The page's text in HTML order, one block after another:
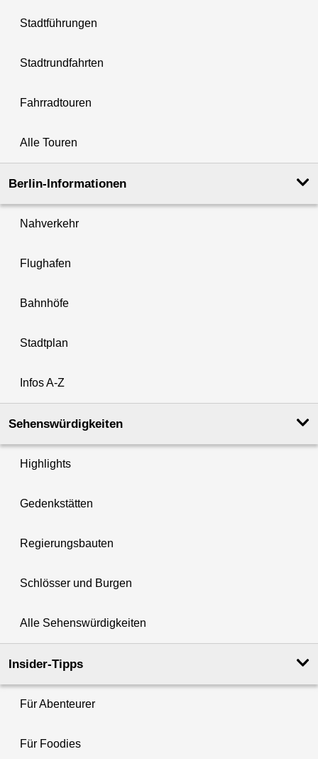
Stadtführungen
Stadtrundfahrten
Fahrradtouren
Alle Touren
Berlin-Informationen
Nahverkehr
Flughafen
Bahnhöfe
Stadtplan
Infos A-Z
Sehenswürdigkeiten
Highlights
Gedenkstätten
Regierungsbauten
Schlösser und Burgen
Alle Sehenswürdigkeiten
Insider-Tipps
Für Abenteurer
Für Foodies